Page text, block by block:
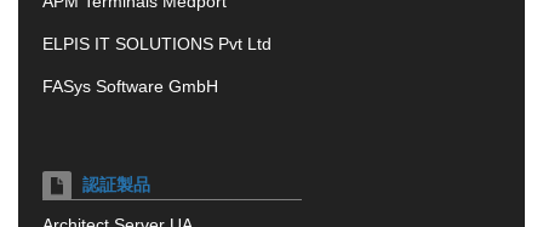
ELPIS IT SOLUTIONS Pvt Ltd
FASys Software GmbH
認証製品